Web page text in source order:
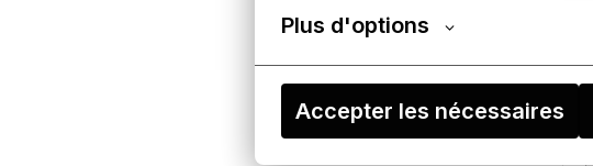
Plus d'options
Accepter les nécessaires